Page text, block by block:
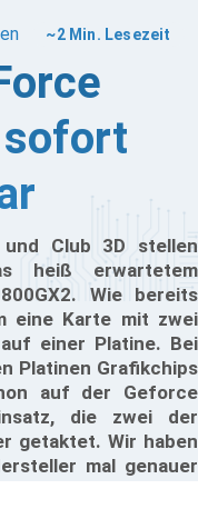
~2 Min. Lesezeit
sofort
und Club 3D stellen
heiß erwartetem
Wie bereits
eine Karte mit zwei
einer Platine. Bei
Platinen Grafikchips
auf der Geforce
die zwei der
getaktet. Wir haben
mal genauer